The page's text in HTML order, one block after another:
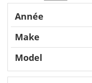
Année Make